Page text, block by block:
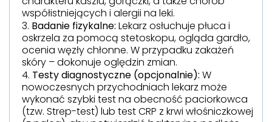
współistniejących i alergii na leki.
Badanie fizykalne: Lekarz osłuchuje płuca i
oskrzela za pomocą stetoskopu, ogląda gardło,
ocenia węzły chłonne. W przypadku zakażeń
skóry – dokonuje oględzin zmian.
Testy diagnostyczne (opcjonalnie): W
nowoczesnych przychodniach lekarz może
wykonać szybki test na obecność paciorkowca
(tzw. Strep-test) lub test CRP z krwi włośniczkowej